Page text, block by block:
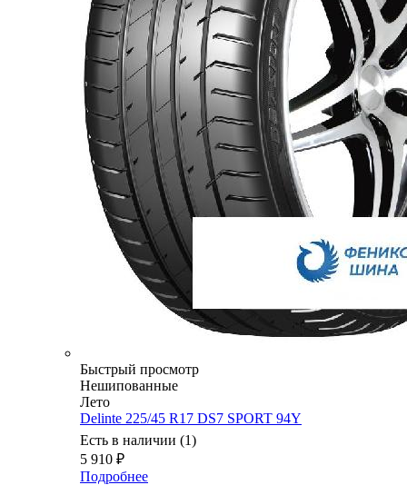
Быстрый просмотр
Нешипованные
Лето
Delinte 225/45 R17 DS7 SPORT 94Y
Есть в наличии (1)
5 910 ₽
Подробнее